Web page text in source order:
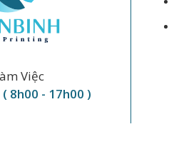
Việc
8h00 - 17h00 )